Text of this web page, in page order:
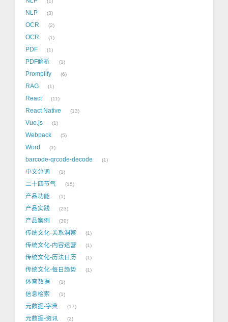
NLP 3
OCR 2
OCR 1
PDF 1
PDF解析 1
Promplify 6
RAG 1
React 11
React Native 13
Vue.js 1
Webpack 5
Word 1
barcode-qrcode-decode 1
中文分词 1
二十四节气 15
产品功能 1
产品实践 23
产品案例 30
传统文化-关系洞察 1
传统文化-内容运营 1
传统文化-历法日历 1
传统文化-每日趋势 1
体育数据 1
信息检索 1
元数据-字典 17
元数据-资讯 2